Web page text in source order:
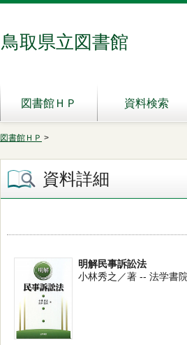
鳥取県立図書館
図書館ＨＰ 資料検索
図書館ＨＰ >
資料詳細
明解民事訴訟法
小林秀之／著 -- 法学書